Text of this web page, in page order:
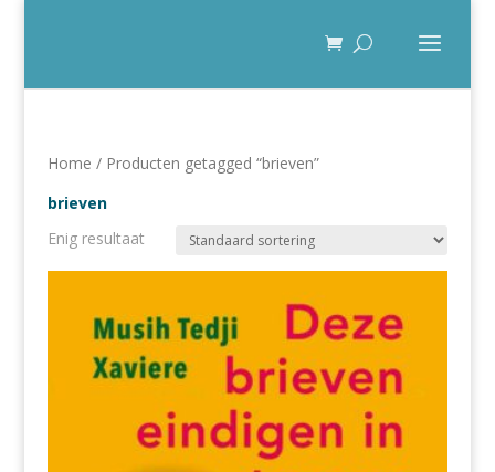
Home / Producten getagged “brieven”
brieven
Enig resultaat